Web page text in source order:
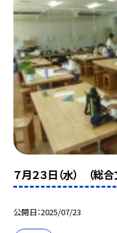
７月２３日（水） （総合
公開日 2025/07/23